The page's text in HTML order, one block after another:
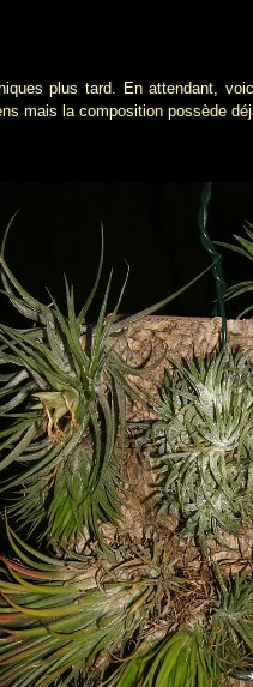
plus tard. En attendant, voici
mais la composition possède